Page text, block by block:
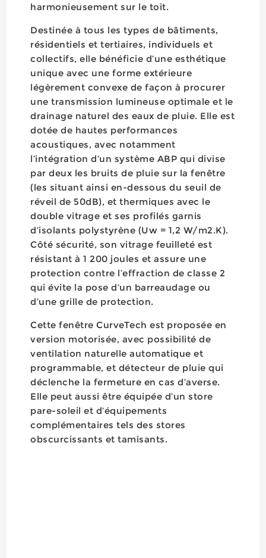
harmonieusement sur le toit.
Destinée à tous les types de bâtiments,
résidentiels et tertiaires, individuels et
collectifs, elle bénéficie d’une esthétique
unique avec une forme extérieure
légèrement convexe de façon à procurer
une transmission lumineuse optimale et le
drainage naturel des eaux de pluie. Elle est
dotée de hautes performances
acoustiques, avec notamment
l’intégration d’un système ABP qui divise
par deux les bruits de pluie sur la fenêtre
(les situant ainsi en-dessous du seuil de
réveil de 50dB), et thermiques avec le
double vitrage et ses profilés garnis
d’isolants polystyrène (Uw = 1,2 W/m2.K).
Côté sécurité, son vitrage feuilleté est
résistant à 1 200 joules et assure une
protection contre l’effraction de classe 2
qui évite la pose d’un barreaudage ou
d’une grille de protection.
Cette fenêtre CurveTech est proposée en
version motorisée, avec possibilité de
ventilation naturelle automatique et
programmable, et détecteur de pluie qui
déclenche la fermeture en cas d’averse.
Elle peut aussi être équipée d’un store
pare-soleil et d’équipements
complémentaires tels des stores
obscurcissants et tamisants.